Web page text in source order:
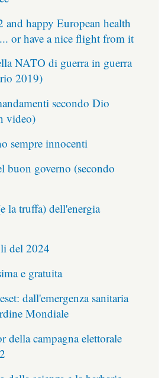
and happy European health
or have a nice flight from it
NATO di guerra in guerra
2019)
secondo Dio
video)
sempre innocenti
buon governo (secondo
la truffa) dell'energia
del 2024
e gratuita
dall'emergenza sanitaria
Mondiale
della campagna elettorale